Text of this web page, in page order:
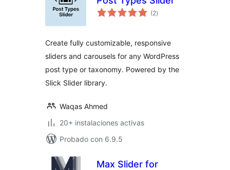
(2valoraciones
en
)
Create fully customizable, responsive
sliders and carousels for any WordPress
post type or taxonomy. Powered by the
Slick Slider library.
Waqas Ahmed
20+ instalaciones activas
Probado con 6.9.5
Max Slider for